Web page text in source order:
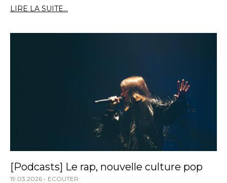
LIRE LA SUITE...
[Podcasts] Le rap, nouvelle culture pop
19.03.2026 ECOUTER